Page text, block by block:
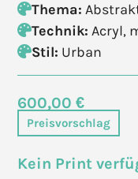
Thema:
Technik: Acryl,
Stil: Urban
600,00 €
Preisvorschlag
Kein Print